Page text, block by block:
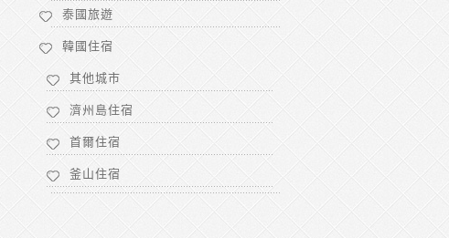
泰國旅遊
韓國住宿
其他城市
濟州島住宿
首爾住宿
釜山住宿